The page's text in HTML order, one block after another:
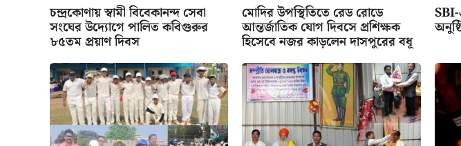
চন্দ্রকোণায় স্বামী বিবেকানন্দ সেবা
সংঘের উদ্যোগে পালিত কবিগুরুর
৮৫তম প্রয়াণ দিবস
মোদির উপস্থিতিতে রেড রোডে
আন্তর্জাতিক যোগ দিবসে প্রশিক্ষক
হিসেবে নজর কাড়লেন দাসপুরের বধূ
SBI-